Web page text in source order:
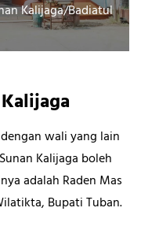
Kalijaga/Badiatul
wali yang lain
Kalijaga boleh
adalah Raden Mas
Bupati Tuban.